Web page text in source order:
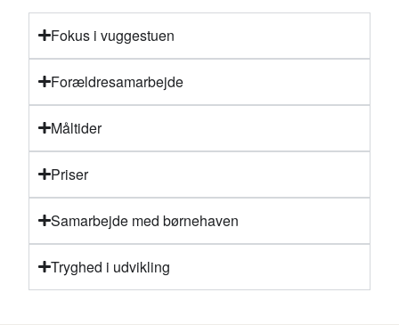
Fokus i vuggestuen
Forældresamarbejde
Måltider
Priser
Samarbejde med børnehaven
Tryghed i udvikling